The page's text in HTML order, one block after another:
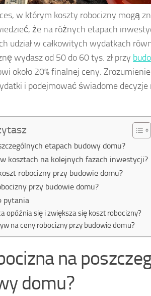
w którym koszty robocizny mogą
że na różnych etapach
udział w całkowitych wydatkach
wydasz od 50 do 60 tys. zł przy
około 20% finalnej ceny.
i podejmować świadome decyzje
etapach budowy domu?
kosztach na kolejnych fazach inwestycji?
robocizny przy budowie domu?
przy budowie domu?
pytania
opóźnia się i zwiększa się koszt robocizny?
na ceny robocizny przy budowie domu?
na
domu?